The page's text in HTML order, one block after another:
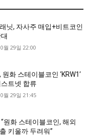
닛, 자사주 매입+비트코인
월 29일 22:00
원화 스테이블코인 ‘KRW1’
트넷 합류
월 29일 21:45
원화 스테이블코인, 해외
키울까 두려워”